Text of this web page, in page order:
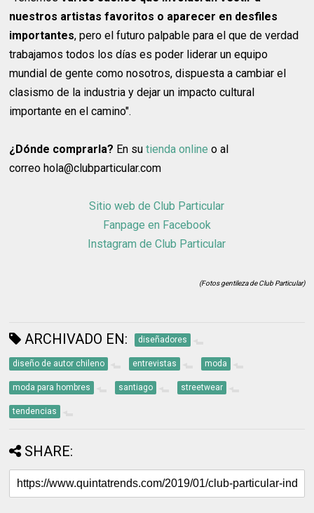
nuestros artistas favoritos o aparecer en desfiles
importantes, pero el futuro palpable para el que de verdad
trabajamos todos los días es poder liderar un equipo
mundial de gente como nosotros, dispuesta a cambiar el
clasismo de la industria y dejar un impacto cultural
importante en el camino".
¿Dónde comprarla? En sutienda online o al
correo hola@clubparticular.com
Sitio web de Club Particular
Fanpage en Facebook
Instagram de Club Particular
(Fotos gentileza de Club Particular)
ARCHIVADO EN: diseñadores
diseño de autor chileno entrevistas moda
moda para hombres santiago streetwear
tendencias
SHARE: